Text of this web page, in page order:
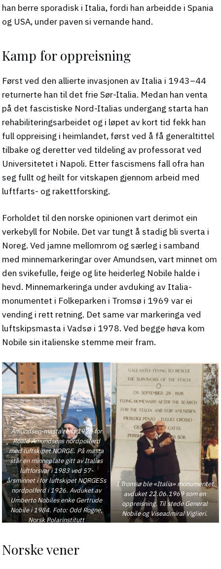
han berre sporadisk i Italia, fordi han arbeidde i Spania
og USA, under paven si vernande hand.
Kamp for oppreisning
Først ved den allierte invasjonen av Italia i 1943–44
returnerte han til det frie Sør-Italia. Medan han venta
på det fascistiske Nord-Italias undergang starta han
rehabiliteringsarbeidet og i løpet av kort tid fekk han
full oppreising i heimlandet, først ved å få generaltittel
tilbake og deretter ved tildeling av professorat ved
Universitetet i Napoli. Etter fascismens fall ofra han
seg fullt og heilt for vitskapen gjennom arbeid med
luftfarts- og rakettforsking.
Forholdet til den norske opinionen vart derimot ein
verkebyll for Nobile. Det var tungt å stadig bli sverta i
Noreg. Ved jamne mellomrom og særleg i samband
med minnemarkeringar over Amundsen, vart minnet om
den svikefulle, feige og lite heiderleg Nobile halde i
hevd. Minnemarkeringa under avduking av Italia-
monumentet i Folkeparken i Tromsø i 1969 var ei
vending i rett retning. Det same var markeringa ved
luftskipsmasta i Vadsø i 1978. Ved begge høva kom
Nobile sin italienske stemme meir fram.
Amundsen-masta reist 1926 for
Roald Amundsens nordpolferd
med luftskipet NORGE. På masta
står en minneplate gitt av Italias
luftforsvar i 1983 ved 57-
årsminnet i for luftskipet NORGESs
nordpolferd i 1926. Avduket av
Umberto Nobiles enke Gertrude
Nobile i 1984. Foto: Odd Rogne,
Norsk Polarinstitutt
I Tromsø ble «Italia» monumentet
avduket 22.06.1969 som en
oppreisning. Til stede General
Nobile og Viseadmiral Viglieri.
Norske vener